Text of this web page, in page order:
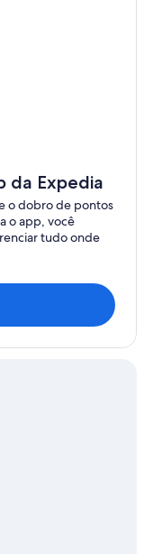
da Expedia
o dobro de pontos
o app, você
tudo onde